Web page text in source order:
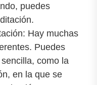
puedes
Hay muchas
Puedes
como la
en la que se